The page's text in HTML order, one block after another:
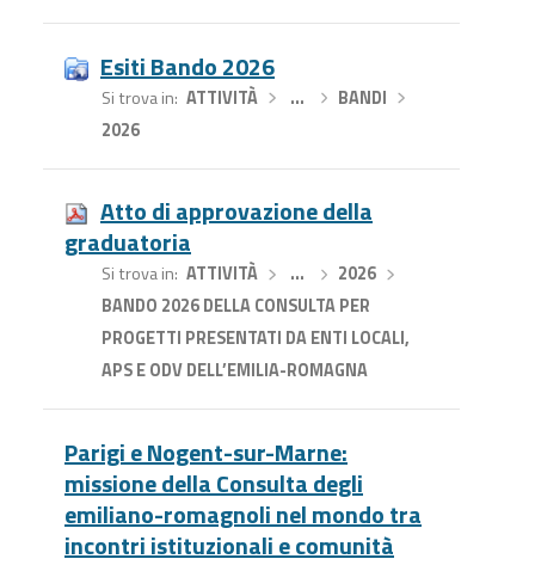
Esiti Bando 2026
Si trova in ATTIVITÀ› … BANDI
2026
Atto di approvazione della
graduatoria
Si trova in ATTIVITÀ› … 2026›
BANDO 2026 DELLA CONSULTA PER
PROGETTI PRESENTATI DA ENTI LOCALI,
APS E ODV DELL’EMILIA-ROMAGNA
Parigi e Nogent-sur-Marne:
missione della Consulta degli
emiliano-romagnoli nel mondo tra
incontri istituzionali e comunità